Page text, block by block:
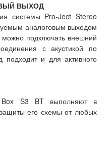
ВЫХОД
системы Pro-Ject Stereo
аналоговым выходом
подключать внешний
с акустикой по
и для активного
Box S3 BT выполняют в
его схемы от любых